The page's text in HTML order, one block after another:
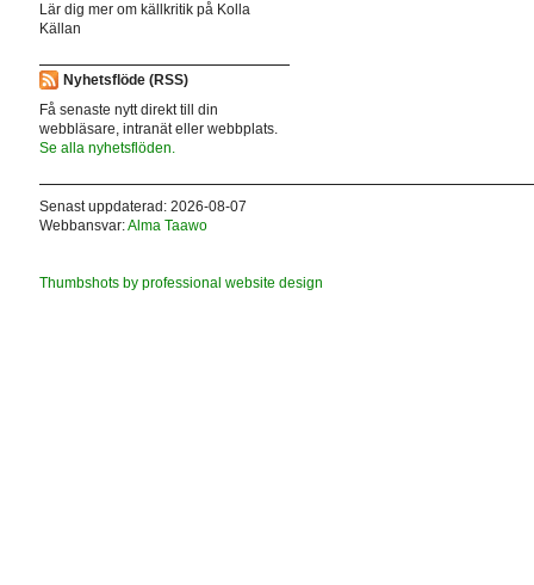
Lär dig mer om källkritik på Kolla
Källan
Nyhetsflöde (RSS)
Få senaste nytt direkt till din
webbläsare, intranät eller webbplats.
Se alla nyhetsflöden.
Senast uppdaterad: 2026-08-07
Webbansvar:Alma Taawo
Thumbshots by professional website design